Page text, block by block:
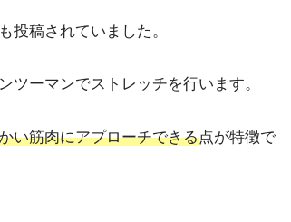
投稿されていました。
ツーマンでストレッチを行います。
い筋肉にアプローチできる点が特徴で